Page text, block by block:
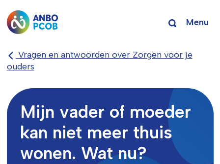
Menu
Vragen en antwoorden over Zorgen voor je
ouders
Mijn vader of moeder
kan niet meer thuis
wonen. Wat nu?